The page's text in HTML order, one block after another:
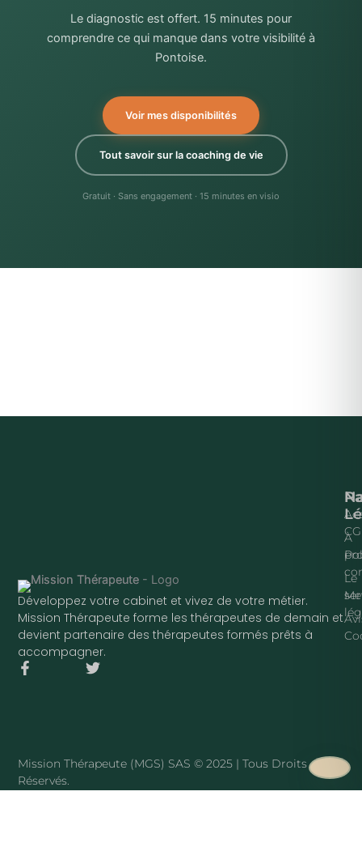
Le diagnostic est offert. 15 minutes pour
comprendre ce qui manque dans votre visibilité à
Pontoise.
Voir mes disponibilités
Tout savoir sur la coaching de vie
Gratuit · Sans engagement · 15 minutes en visio
Développez votre cabinet et vivez de votre métier.
Mission Thérapeute forme les thérapeutes de demain et
devient partenaire des thérapeutes formés prêts à
accompagner.
F
k
-
T
À
Le
Mission Thérapeute (MGS) SAS © 2025 | Tous Droits
Réservés.